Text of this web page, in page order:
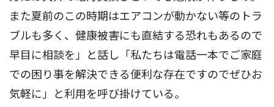
また夏前のこの時期はエアコンが動かない等のトラ
ブルも多く、健康被害にも直結する恐れもあるので
早目に相談を」と話し「私たちは電話一本でご家庭
での困り事を解決できる便利な存在ですのでぜひお
気軽に」と利用を呼び掛けている。